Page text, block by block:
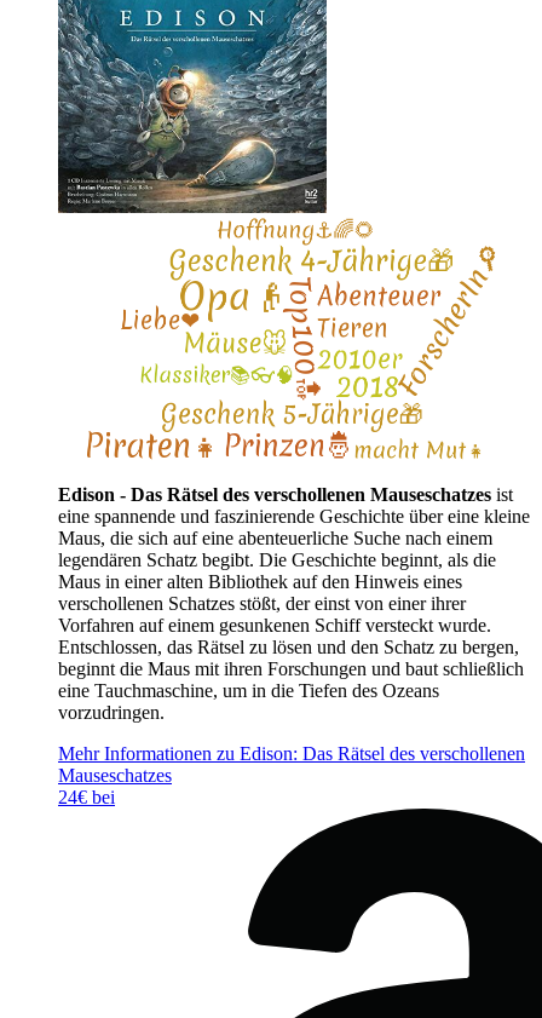
Edison - Das Rätsel des verschollenen Mauseschatzes ist
eine spannende und faszinierende Geschichte über eine kleine
Maus, die sich auf eine abenteuerliche Suche nach einem
legendären Schatz begibt. Die Geschichte beginnt, als die
Maus in einer alten Bibliothek auf den Hinweis eines
verschollenen Schatzes stößt, der einst von einer ihrer
Vorfahren auf einem gesunkenen Schiff versteckt wurde.
Entschlossen, das Rätsel zu lösen und den Schatz zu bergen,
beginnt die Maus mit ihren Forschungen und baut schließlich
eine Tauchmaschine, um in die Tiefen des Ozeans
vorzudringen.
Mehr Informationen zu Edison: Das Rätsel des verschollenen
Mauseschatzes
24€ bei